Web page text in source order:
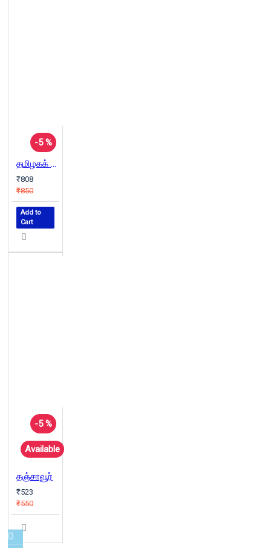
-5 %
தமிழகக் கோபுரக்கலை மரபு
₹808
₹850
Add to
Cart
-5 %
Available
தஞ்சாவூர்
₹523
₹550